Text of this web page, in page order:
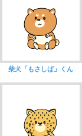
柴犬「もさしば」くん